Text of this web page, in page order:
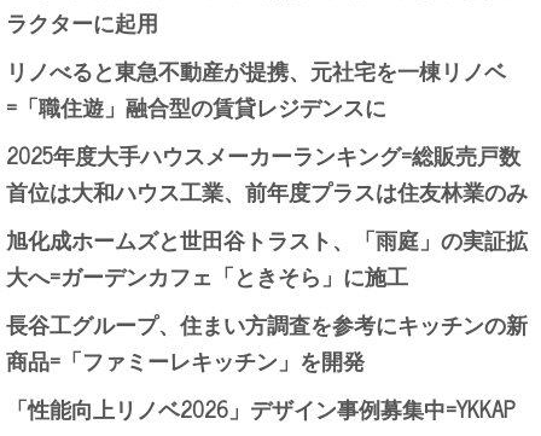
ラクターに起用
リノべると東急不動産が提携、元社宅を一棟リノベ
=「職住遊」融合型の賃貸レジデンスに
2025年度大手ハウスメーカーランキング=総販売戸数
首位は大和ハウス工業、前年度プラスは住友林業のみ
旭化成ホームズと世田谷トラスト、「雨庭」の実証拡
大へ=ガーデンカフェ「ときそら」に施工
長谷工グループ、住まい方調査を参考にキッチンの新
商品=「ファミーレキッチン」を開発
「性能向上リノベ2026」デザイン事例募集中=YKKAP